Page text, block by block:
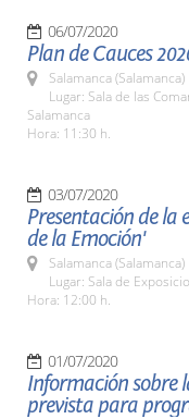
06/07/2020
Plan de Cauces
Salamanca (Salamanca)
Lugar: Sala de las
Salamanca
Hora: 11:30 h.
03/07/2020
Presentación de la
de la Emoción'
Salamanca (Salamanca)
Lugar: Sala de
Hora: 12:00 h.
01/07/2020
Información sobre
prevista para